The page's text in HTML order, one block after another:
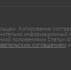
Копирование
информационный
положениями Статьи
соглашением